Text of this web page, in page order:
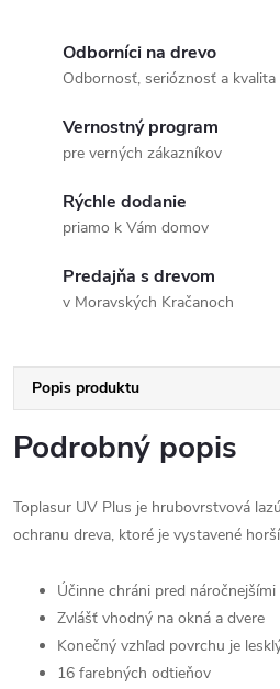
Odborníci na drevo
Odbornosť, serióznosť a kvalita
Vernostný program
pre verných zákazníkov
Rýchle dodanie
priamo k Vám domov
Predajňa s drevom
v Moravských Kračanoch
Popis produktu
Podrobný popis
Toplasur UV Plus je hrubovrstvová
ochranu dreva, ktoré je vystavené
Účinne chráni pred
Zvlášť vhodný na okná a dvere
Konečný vzhľad povrchu je
16 farebných odtieňov